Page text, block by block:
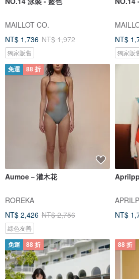
MAILLOT CO.
NT$ 1,736 NT$ 1,972
獨家販售
NT$
獨家販
免運 88 折
Aumoe－灌木花
ROREKA
NT$ 2,426 NT$ 2,756
綠色友善
NT$
免運 88 折 88 折